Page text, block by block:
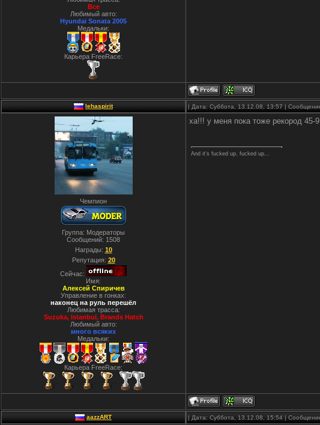
Все
Любимый авто:
Hyundai Sonata 2005
Медальки:
Карьера FreeRace:
lehaspirit | Дата: Суббота, 13.12.08, 13:57 |
Чемпион
Группа: Модераторы
Сообщений: 1508
Награды: 10
Репутация: 20
Сейчас:
Имя:
Алексей Спиричев
Управление в гонках:
наконец на руль перешёл
Любимая трасса:
Suzuka, Istanbul, Вrands Hatch
Любимый авто:
много всяких
Медальки:
Карьера FreeRace:
ха!!! у меня пока тоже рекород 45-9
And it's fucked up, fucked up...
aazzART | Дата: Суббота, 13.12.08, 15:54 |